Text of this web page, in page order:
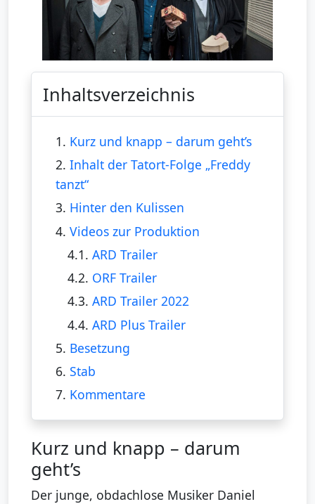
Inhaltsverzeichnis
1. Kurz und knapp – darum geht’s
2. Inhalt der Tatort-Folge „Freddy
tanzt“
3. Hinter den Kulissen
4. Videos zur Produktion
4.1.ARD Trailer
4.2. ORF Trailer
4.3.ARD Trailer 2022
4.4.ARD Plus Trailer
5. Besetzung
6. Stab
7. Kommentare
Kurz und knapp – darum
geht’s
Der junge, obdachlose Musiker Daniel